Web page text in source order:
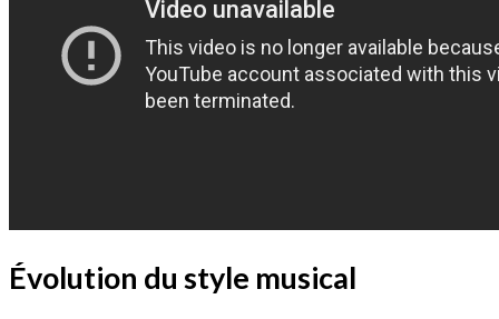
Évolution du style musical